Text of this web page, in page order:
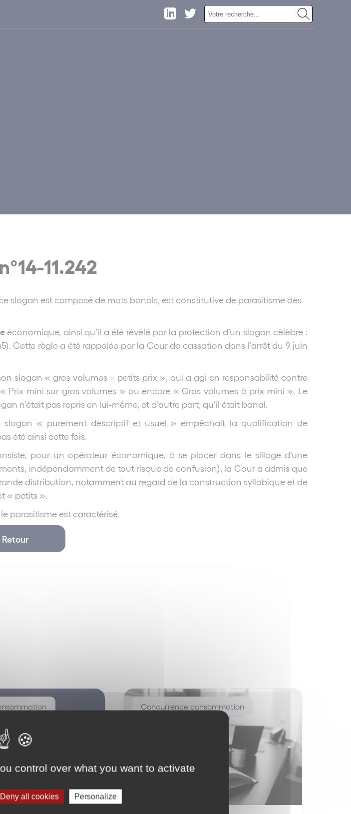
11.242
slogan est composé de mots banals, est constitutive de parasitisme dès
économique, ainsi qu’il a été révélé par la protection d’un slogan célèbre :
Cette règle a été rappelée par la Cour de cassation dans l’arrêt du 9 juin
slogan « gros volumes = petits prix », qui a agi en responsabilité contre
Prix mini sur gros volumes » ou encore « Gros volumes à prix mini ». Le
n’était pas repris en lui-même, et d’autre part, qu’il était banal.
« purement descriptif et usuel » empêchait la qualification de
été ainsi cette fois.
pour un opérateur économique, à se placer dans le sillage d’une
indépendamment de tout risque de confusion), la Cour a admis que
distribution, notamment au regard de la construction syllabique et de
« petits ».
parasitisme est caractérisé.
Retour
Concurrence consommation
control over what you want to activate
Deny all cookies Personalize